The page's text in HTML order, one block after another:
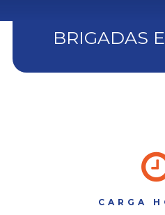
BRIGADAS
CARGA